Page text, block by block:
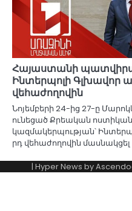
Հայաստանի
Ինտերպոլի Գլխավոր
վեհաժողովին
Նոյեմբերի 24-ից 27-ը
ունեցած Քրեական
կազմակերպության՝
րդ վեհաժողովին
| Hyper News by